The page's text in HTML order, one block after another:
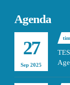
Agenda
27
Sep 2025